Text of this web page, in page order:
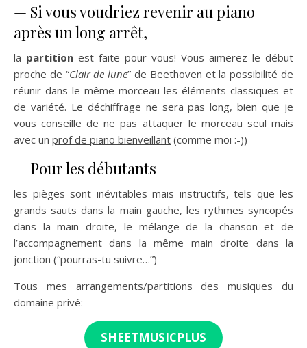
— Si vous voudriez revenir au piano
après un long arrêt,
la partition est faite pour vous! Vous aimerez le début
proche de “Clair de lune” de Beethoven et la possibilité de
réunir dans le même morceau les éléments classiques et
de variété. Le déchiffrage ne sera pas long, bien que je
vous conseille de ne pas attaquer le morceau seul mais
avec un prof de piano bienveillant (comme moi :-))
— Pour les débutants
les pièges sont inévitables mais instructifs, tels que les
grands sauts dans la main gauche, les rythmes syncopés
dans la main droite, le mélange de la chanson et de
l’accompagnement dans la même main droite dans la
jonction (“pourras-tu suivre…”)
Tous mes arrangements/partitions des musiques du
domaine privé:
SHEETMUSICPLUS